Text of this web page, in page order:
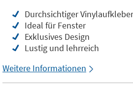
Durchsichtiger Vinylaufkleber
Ideal für Fenster
Exklusives Design
Lustig und lehrreich
Weitere Informationen